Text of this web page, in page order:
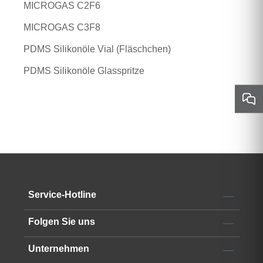
MICROGAS C2F6
MICROGAS C3F8
PDMS Silikonöle Vial (Fläschchen)
PDMS Silikonöle Glasspritze
Service-Hotline
Folgen Sie uns
Unternehmen